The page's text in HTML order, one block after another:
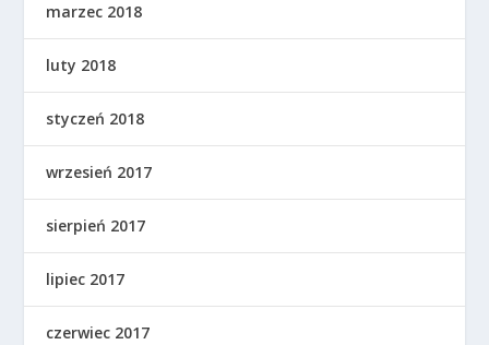
marzec 2018
luty 2018
styczeń 2018
wrzesień 2017
sierpień 2017
lipiec 2017
czerwiec 2017